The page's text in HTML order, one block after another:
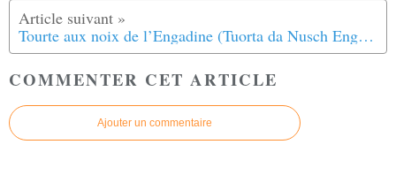
Tourte aux noix de l’Engadine (Tuorta da Nusch Engiadinaisa)
COMMENTER CET ARTICLE
Ajouter un commentaire